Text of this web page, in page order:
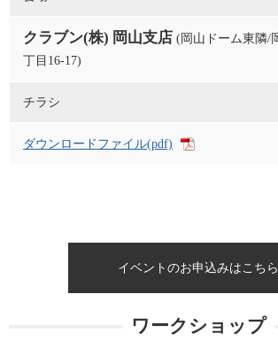
クラブン(株) 岡山支店 (岡山ドーム東隣/
丁目16-17)
チラシ
ダウンロードファイル(pdf)
イベントのお申込みはこちら
ワークショップ